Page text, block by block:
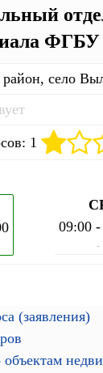
ФГБУ
село
1
09:00
-
(заявления)